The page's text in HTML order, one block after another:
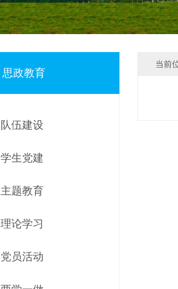
思政教育
队伍建设
学生党建
主题教育
理论学习
党员活动
当前